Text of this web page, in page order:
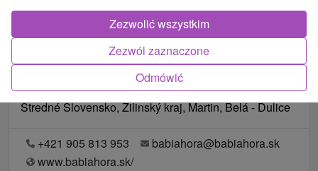
Lokalizacja
Stredné Slovensko, Žilinský kraj, Martin, Belá - Dulice
+421 905 813 953
babiahora@babiahora.sk
www.babiahora.sk/
Odmówić
Zezwól zaznaczone
Zezwolić wszystkim